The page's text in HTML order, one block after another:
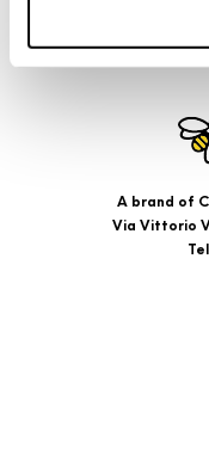
l’Informativa estesa
banner comporterà il
comunque
accedendo al link
A brand of
Via Vittorio